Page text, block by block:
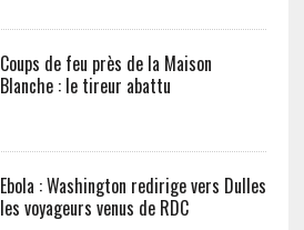
Coups de feu près de la Maison
Blanche : le tireur abattu
Ebola : Washington redirige vers Dulles
les voyageurs venus de RDC